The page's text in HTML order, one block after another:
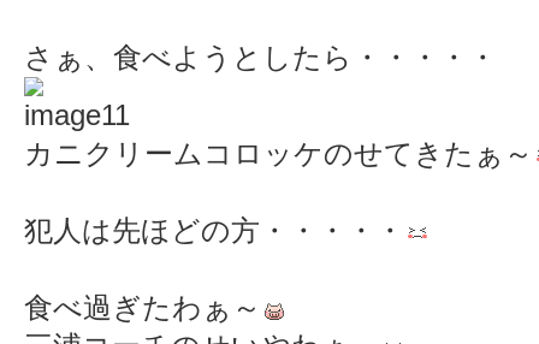
さぁ、食べようとしたら・・・・・
カニクリームコロッケのせてきたぁ～
犯人は先ほどの方・・・・・
食べ過ぎたわぁ～